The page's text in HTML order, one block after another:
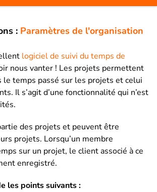
: Paramètres de l'organisation
logiciel de suivi du temps de
nous vanter ! Les projets permettent
le temps passé sur les projets et celui
Il s’agit d’une fonctionnalité qui n’est
des projets et peuvent être
projets. Lorsqu’un membre
sur un projet, le client associé à ce
enregistré.
les points suivants :